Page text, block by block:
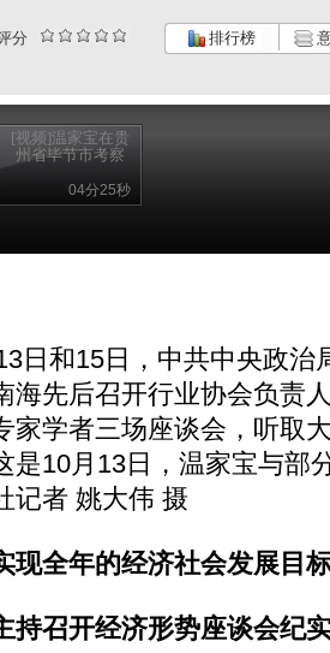
分 排行榜
[视频]温家宝在贵
州省毕节市考察
04分25秒
和15日，中共中央政治
海先后召开行业协会负责
家学者三场座谈会，听取
是10月13日，温家宝与部
记者 姚大伟 摄
现全年的经济社会发展目
持召开经济形势座谈会纪